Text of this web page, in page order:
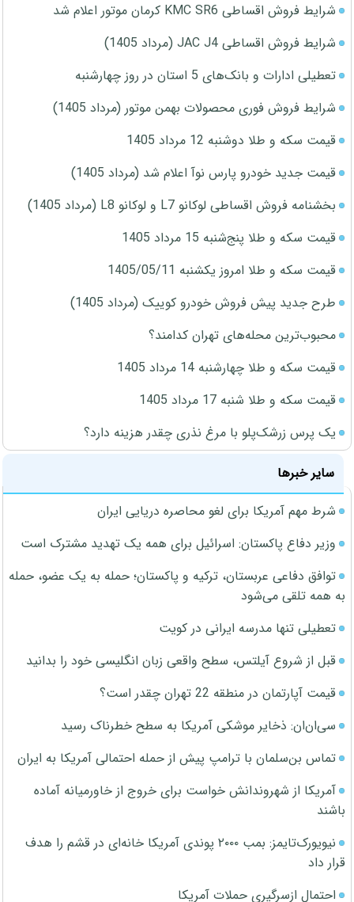
شرایط فروش اقساطی KMC SR6 کرمان موتور اعلام شد
شرایط فروش اقساطی JAC J4 (مرداد 1405)
تعطیلی ادارات و بانک‌های 5 استان در روز چهارشنبه
شرایط فروش فوری محصولات بهمن موتور (مرداد 1405)
قیمت سکه و طلا دوشنبه 12 مرداد 1405
قیمت جدید خودرو پارس نوآ اعلام شد (مرداد 1405)
بخشنامه فروش اقساطی لوکانو L7 و لوکانو L8 (مرداد 1405)
قیمت سکه و طلا پنج‌شنبه 15 مرداد 1405
قیمت سکه و طلا امروز یکشنبه 1405/05/11
طرح جدید پیش فروش خودرو کوییک (مرداد 1405)
محبوب‌ترین محله‌های تهران کدامند؟
قیمت سکه و طلا چهارشنبه 14 مرداد 1405
قیمت سکه و طلا شنبه 17 مرداد 1405
یک پرس زرشک‌پلو با مرغ نذری چقدر هزینه دارد؟
سایر خبرها
شرط مهم آمریکا برای لغو محاصره دریایی ایران
وزیر دفاع پاکستان: اسرائیل برای همه یک تهدید مشترک است
توافق دفاعی عربستان، ترکیه و پاکستان؛ حمله به یک عضو، حمله
به همه تلقی می‌شود
تعطیلی تنها مدرسه ایرانی در کویت
قبل از شروع آیلتس، سطح واقعی زبان انگلیسی خود را بدانید
قیمت آپارتمان در منطقه 22 تهران چقدر است؟
سی‌ان‌ان: ذخایر موشکی آمریکا به سطح خطرناک رسید
تماس بن‌سلمان با ترامپ پیش از حمله احتمالی آمریکا به ایران
آمریکا از شهروندانش خواست برای خروج از خاورمیانه آماده
باشند
نیویورک‌تایمز: بمب ۲۰۰۰ پوندی آمریکا خانه‌ای در قشم را هدف
قرار داد
احتمال ازسرگیری حملات آمریکا